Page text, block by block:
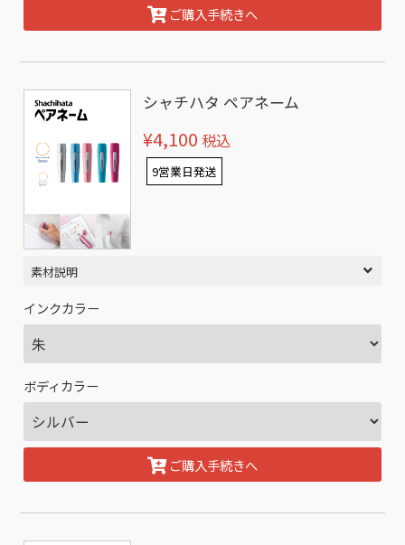
ご購入手続きへ
シャチハタ ペアネーム
¥4,100 税込
9営業日発送
素材説明
インクカラー
ボディカラー
ご購入手続きへ